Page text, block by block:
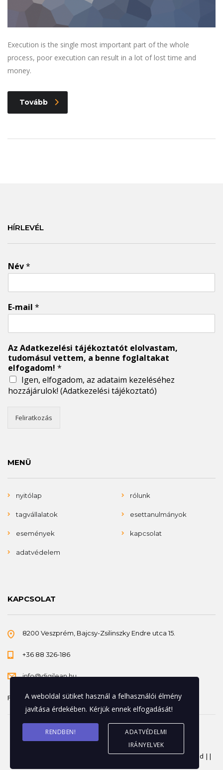
Execution is the single most important part of the whole
process, poor execution can result in a lot of lost time and
money.
Tovább
HÍRLEVÉL
Név*
E-mail *
Az Adatkezelési tájékoztatót elolvastam,
tudomásul vettem, a benne foglaltakat
elfogadom! *
Igen, elfogadom, az adataim kezeléséhez
hozzájárulok! (Adatkezelési tájékoztató)
Feliratkozás
MENÜ
nyitólap rólunk
tagvállalatok esettanulmányok
események kapcsolat
adatvédelem
KAPCSOLAT
8200 Veszprém, Bajcsy-Zsilinszky Endre utca 15.
+36 88 326-186
info@digilean.hu
Felnőttképzési nyilvántartási szám: B/2023/000541
© 2026 Copyright Magyar DigiLean Egyesület. All rights reserved ||
A weboldal sütiket használ a felhasználói élmény
javítása érdekében. Kérjük ennek elfogadását!
RENDBEN!
ADATVÉDELMI
IRÁNYELVEK